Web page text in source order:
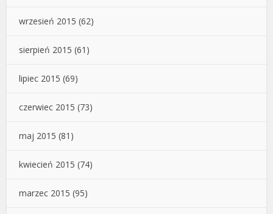
wrzesień 2015 (62)
sierpień 2015 (61)
lipiec 2015 (69)
czerwiec 2015 (73)
maj 2015 (81)
kwiecień 2015 (74)
marzec 2015 (95)